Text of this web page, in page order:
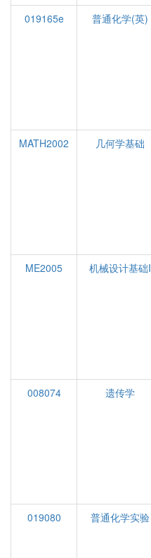
019165e
普通化学(英)
MATH2002
几何学基础
ME2005
机械设计基础I
008074
遗传学
019080
普通化学实验